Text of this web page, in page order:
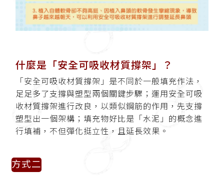
什麼是「安全可吸收材質撐架」？
「安全可吸收材質撐架」是不同於一般填充作法，
足足多了支撐與塑型兩個關鍵步驟；運用安全可吸
收材質撐架進行改良，以類似鋼筋的作用，先支撐
塑型出一個架構；填充物好比是「水泥」的概念進
行填補，不但彈化挺立性，且延長效果。
方式二